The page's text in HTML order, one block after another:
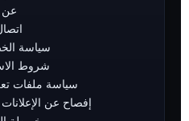
عن
سياسة
شروط
سياسة ملفات
إفصاح عن الإعلانات